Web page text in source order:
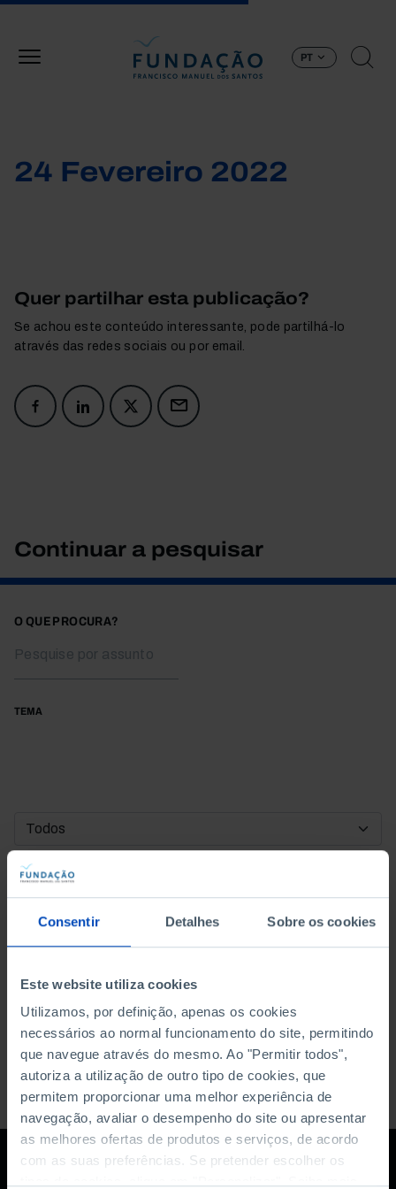
Consentir Detalhes Sobre os cookies
Este website utiliza cookies
Utilizamos, por definição, apenas os cookies
necessários ao normal funcionamento do site, permitindo
que navegue através do mesmo. Ao "Permitir todos",
autoriza a utilização de outro tipo de cookies, que
permitem proporcionar uma melhor experiência de
navegação, avaliar o desempenho do site ou apresentar
as melhores ofertas de produtos e serviços, de acordo
com as suas preferências. Se pretender escolher os
PT
24 Fevereiro 2022
Quer partilhar esta publicação?
Se achou este conteúdo interessante, pode partilhá-lo
através das redes sociais ou por email.
Continuar a pesquisar
O QUE PROCURA?
TEMA
DATA DE INÍCIO
DATA DE FIM